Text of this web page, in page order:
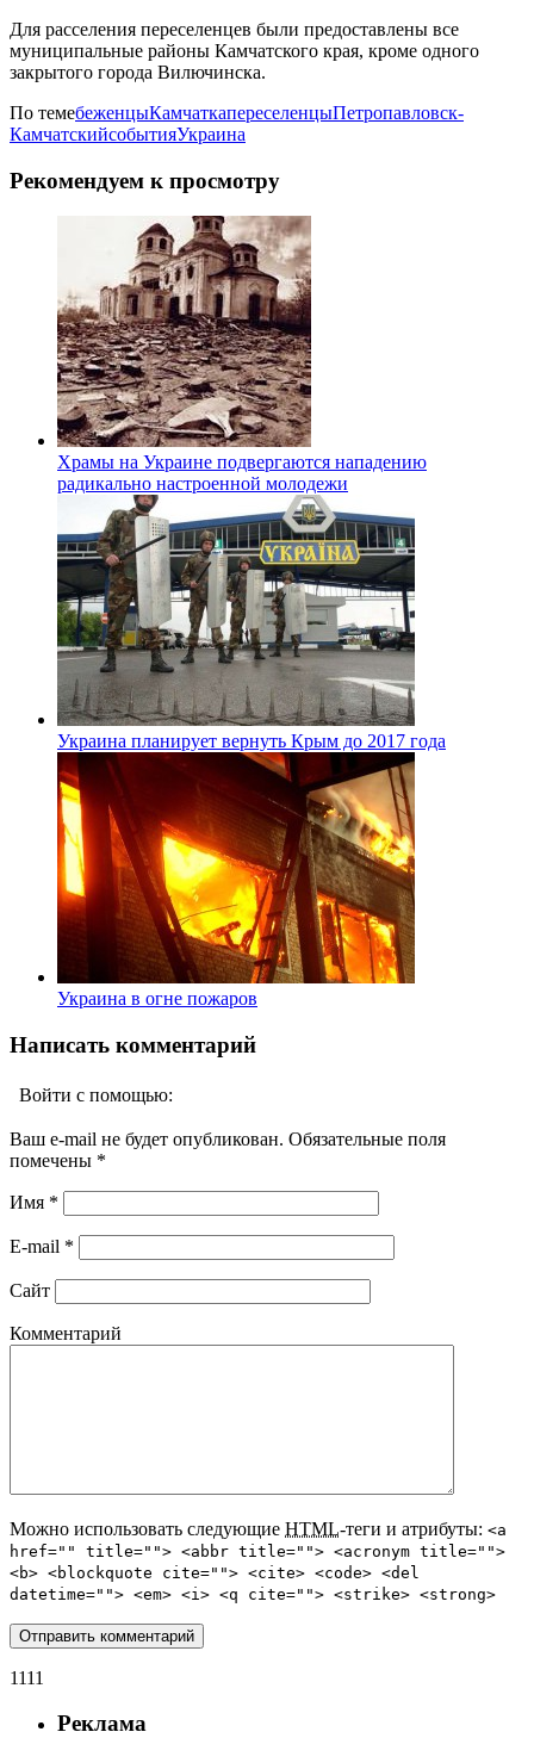
Для расселения переселенцев были предоставлены все
муниципальные районы Камчатского края, кроме одного
закрытого города Вилючинска.
По темебеженцыКамчаткапереселенцыПетропавловск-
КамчатскийсобытияУкраина
Рекомендуем к просмотру
Храмы на Украине подвергаются нападению
радикально настроенной молодежи
Украина планирует вернуть Крым до 2017 года
Украина в огне пожаров
Написать комментарий
Войти с помощью:
Ваш e-mail не будет опубликован. Обязательные поля
помечены *
Имя *
E-mail *
Сайт
Комментарий
Можно использовать следующие HTML-теги и атрибуты: <a
href="" title=""> <abbr title=""> <acronym title="">
<b> <blockquote cite=""> <cite> <code> <del
datetime=""> <em> <i> <q cite=""> <strike> <strong>
1111
Реклама